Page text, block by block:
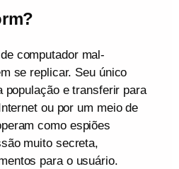
computador mal-
se replicar. Seu único
população e transferir para
ou por um meio de
como espiões
muito secreta,
para o usuário.